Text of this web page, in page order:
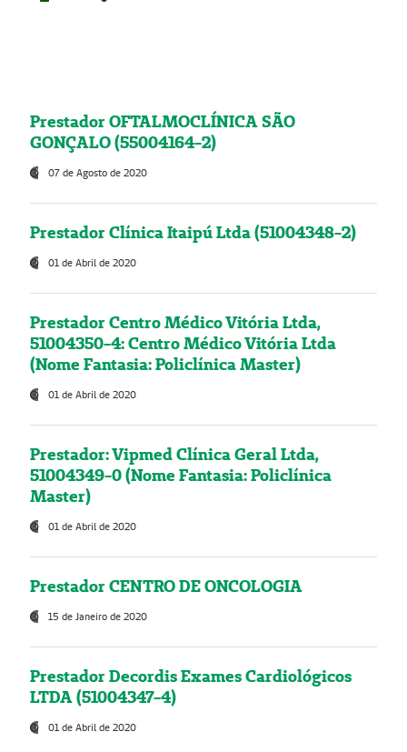
Prestador OFTALMOCLÍNICA SÃO
GONÇALO (55004164-2)
07 de Agosto de 2020
Prestador Clínica Itaipú Ltda (51004348-2)
01 de Abril de 2020
Prestador Centro Médico Vitória Ltda,
51004350-4: Centro Médico Vitória Ltda
(Nome Fantasia: Policlínica Master)
01 de Abril de 2020
Prestador: Vipmed Clínica Geral Ltda,
51004349-0 (Nome Fantasia: Policlínica
Master)
01 de Abril de 2020
Prestador CENTRO DE ONCOLOGIA
15 de Janeiro de 2020
Prestador Decordis Exames Cardiológicos
LTDA (51004347-4)
01 de Abril de 2020